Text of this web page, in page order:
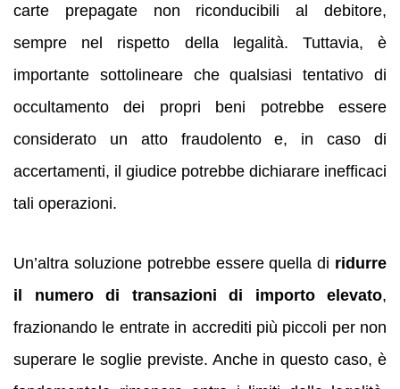
carte prepagate non riconducibili al debitore,
sempre nel rispetto della legalità. Tuttavia, è
importante sottolineare che qualsiasi tentativo di
occultamento dei propri beni potrebbe essere
considerato un atto fraudolento e, in caso di
accertamenti, il giudice potrebbe dichiarare inefficaci
tali operazioni.
Un’altra soluzione potrebbe essere quella di ridurre
il numero di transazioni di importo elevato,
frazionando le entrate in accrediti più piccoli per non
superare le soglie previste. Anche in questo caso, è